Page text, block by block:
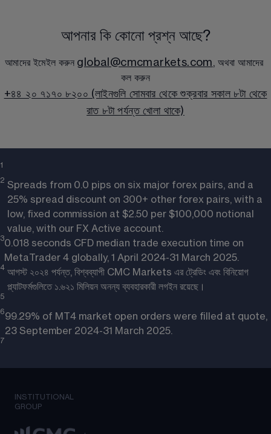
আপনার কি কোনো প্রশ্ন আছে?
আমাদের ইমেইল করুন global@cmcmarkets.com, অথবা আমাদের
কল করুন
+৪৪ ২০ ৭১৭০ ৮২০০ (লাইনগুলি সোমবার থেকে শুক্রবার সকাল ৮টা থেকে
রাত ৮টা পর্যন্ত খোলা থাকে)
1
2 Spreads from 0.0 pips on six major forex pairs, and a
25% spread discount on 300+ other forex pairs, with a
low, fixed commission at $2.50 per $100,000 notional
value, with our FX Active account.
30.018 seconds CFD median trade execution time on
MetaTrader 4 globally, 1 April 2024-31 March 2025.
4 আগস্ট ২০২৪ পর্যন্ত, বিশ্বব্যাপী CMC Markets এর ট্রেডিং এবং বিনিয়োগ
প্ল্যাটফর্মগুলিতে ১.৬২১ মিলিয়ন অনন্য ব্যবহারকারী লগইন রয়েছে।
5
699.29% of MT4 market open orders were filled at quote,
23 September 2024-31 March 2025.
7
INSTITUTIONAL
GROUP